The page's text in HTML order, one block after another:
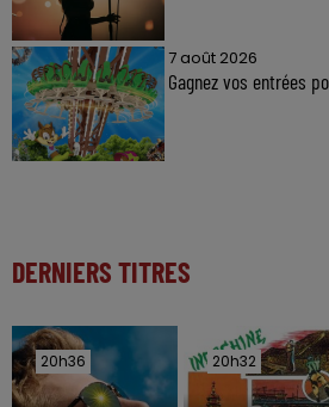
7 août 2026
Gagnez vos entrées
DERNIERS TITRES
20h36
20h36 20h32
20h32